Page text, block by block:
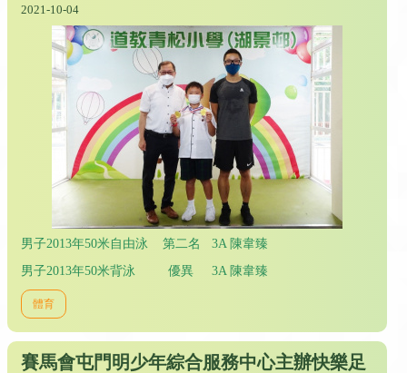
2021-10-04
男子2013年50米自由泳 第二名 3A 陳韋臻
男子2013年50米背泳 優異 3A 陳韋臻
體育
賽馬會屯門明少年綜合服務中心主辦快樂足